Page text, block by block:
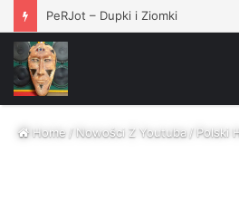
PeRJot – Dupki i Ziomki
Home/Nowości Z Youtuba/Polski